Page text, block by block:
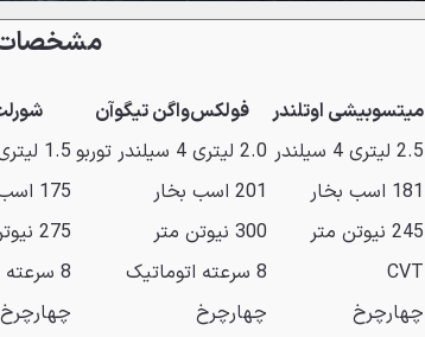
میتسوبیشی اوتلندر فولکس‌واگن تیگوآن
2.5 لیتری 4 سیلندر 2.0 لیتری 4 سیلندر توربو
1.5 لیتری 4 سیلندر توربو
181 اسب بخار 201 اسب بخار
175 اسب بخار
245 نیوتن متر 300 نیوتن متر
275 نیوتن متر
CVT 8 سرعته اتوماتیک
8 سرعته اتوماتیک
چهارچرخ چهارچرخ
چهارچرخ